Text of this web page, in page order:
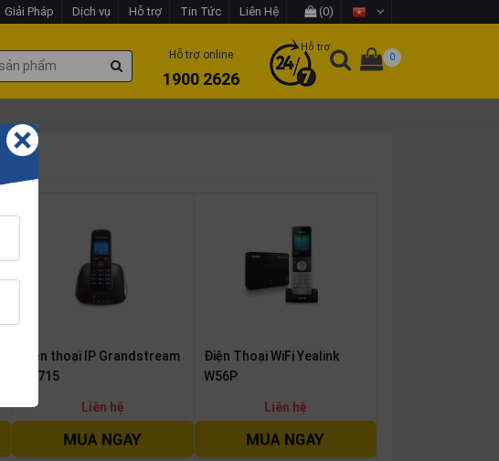
Giải Pháp Dịch vụ Hỗ trợ Tin Tức Liên Hệ (0)
Hỗ trợ online
1900 2626
Hỗ trợ
0
Điện thoại IP Grandstream
DP715
Liên hệ
Điện Thoại WiFi Yealink
W56P
Liên hệ